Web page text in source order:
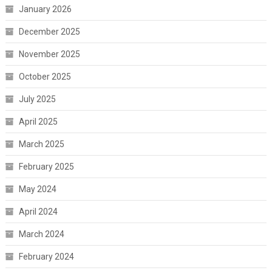
January 2026
December 2025
November 2025
October 2025
July 2025
April 2025
March 2025
February 2025
May 2024
April 2024
March 2024
February 2024